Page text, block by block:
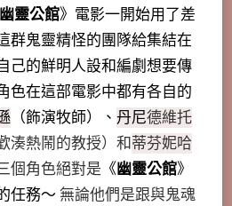
幽靈公館》電影一開始用了差
群鬼靈精怪的團隊給集結在
己的鮮明人設和編劇想要傳
色在這部電影中都有各自的
（飾演牧師）、 丹尼德維托
湊熱鬧的教授）和蒂芬妮哈
個角色絕對是 《幽靈公館》
任務～ 無論他們是跟與鬼魂